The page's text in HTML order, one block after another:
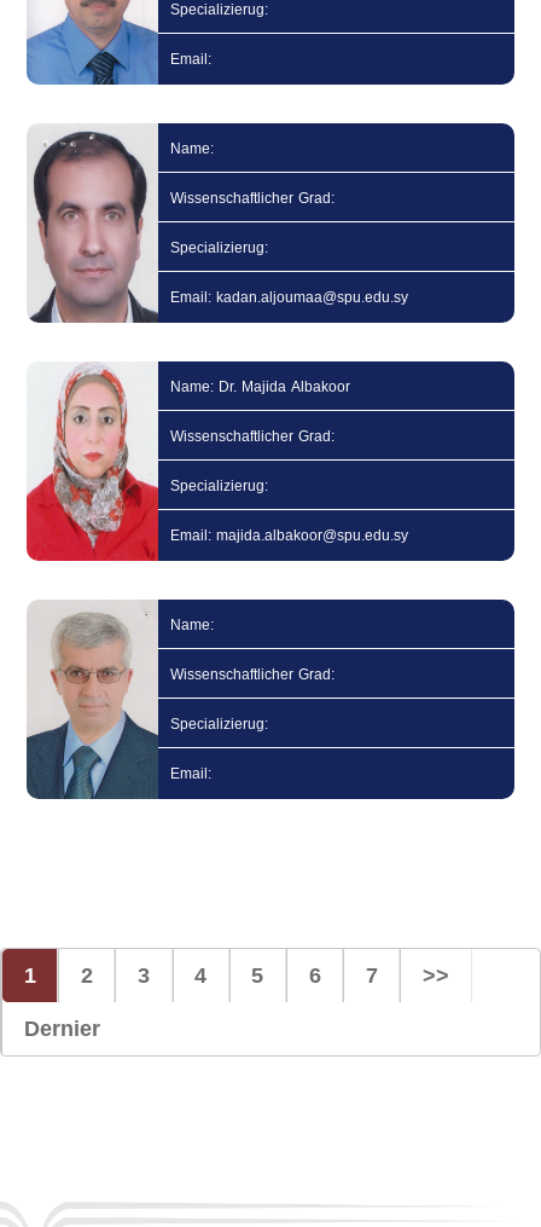
Specializierug:
Email:
Name:
Wissenschaftlicher Grad:
Specializierug:
Email: kadan.aljoumaa@spu.edu.sy
Name: Dr. Majida Albakoor
Wissenschaftlicher Grad:
Specializierug:
Email: majida.albakoor@spu.edu.sy
Name:
Wissenschaftlicher Grad:
Specializierug:
Email:
1 2 3 4 5 6 7
>>
Dernier